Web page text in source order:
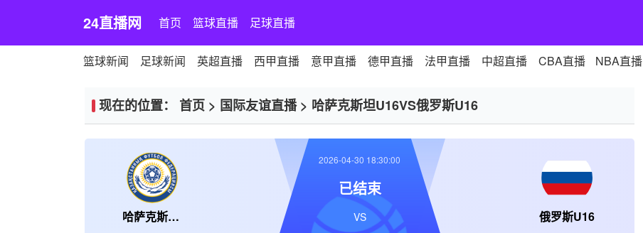
24直播网 首页 篮球直播 足球直播
篮球新闻 足球新闻 英超直播 西甲直播 意甲直播 德甲直播 法甲直播 中超直播 CBA直播 NBA直播
现在的位置： 首页 > 国际友谊直播> 哈萨克斯坦U16VS俄罗斯U16
哈萨克斯坦U16 俄罗斯U16
2026-04-30 18:30:00
已结束
VS